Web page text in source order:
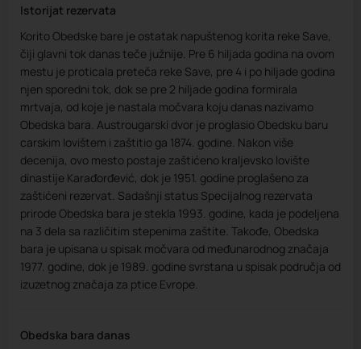
Istorijat rezervata
Korito Obedske bare je ostatak napuštenog korita reke Save,
čiji glavni tok danas teče južnije. Pre 6 hiljada godina na ovom
mestu je proticala preteča reke Save, pre 4 i po hiljade godina
njen sporedni tok, dok se pre 2 hiljade godina formirala
mrtvaja, od koje je nastala močvara koju danas nazivamo
Obedska bara. Austrougarski dvor je proglasio Obedsku baru
carskim lovištem i zaštitio ga 1874. godine. Nakon više
decenija, ovo mesto postaje zaštićeno kraljevsko lovište
dinastije Karađorđević, dok je 1951. godine proglašeno za
zaštićeni rezervat. Sadašnji status Specijalnog rezervata
prirode Obedska bara je stekla 1993. godine, kada je podeljena
na 3 dela sa različitim stepenima zaštite. Takođe, Obedska
bara je upisana u spisak močvara od međunarodnog značaja
1977. godine, dok je 1989. godine svrstana u spisak područja od
izuzetnog značaja za ptice Evrope.
Obedska bara danas